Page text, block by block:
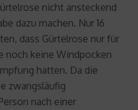
nicht ansteckend
dazu machen. Nur 16
dass Gürtelrose nur für
noch keine Windpocken
hatten. Da die
zwangsläufig
nach einer